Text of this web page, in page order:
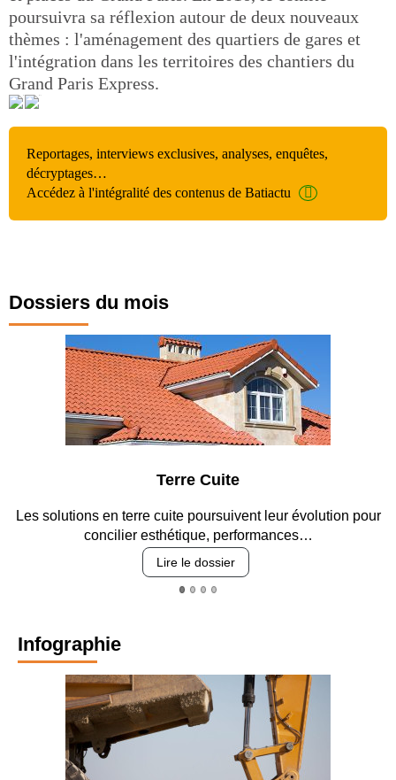
poursuivra sa réflexion autour de deux nouveaux
thèmes : l'aménagement des quartiers de gares et
l'intégration dans les territoires des chantiers du
Grand Paris Express.
Reportages, interviews exclusives, analyses, enquêtes,
décryptages…
Accédez à l'intégralité des contenus de Batiactu
Dossiers du mois
Terre Cuite
Les solutions en terre cuite poursuivent leur évolution pour
concilier esthétique, performances…
Lire le dossier
Infographie